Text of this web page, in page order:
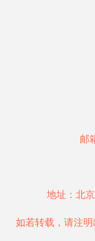
邮
地址：北
如若转载，请注